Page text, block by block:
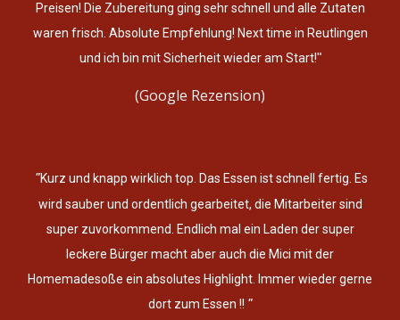
Preisen! Die Zubereitung ging sehr schnell und alle Zutaten
waren frisch. Absolute Empfehlung! Next time in Reutlingen
und ich bin mit Sicherheit wieder am Start!"
(Google Rezension)
"Kurz und knapp wirklich top. Das Essen ist schnell fertig. Es
wird sauber und ordentlich gearbeitet, die Mitarbeiter sind
super zuvorkommend. Endlich mal ein Laden der super
leckere Bürger macht aber auch die Mici mit der
Homemadesoße ein absolutes Highlight. Immer wieder gerne
dort zum Essen !! "